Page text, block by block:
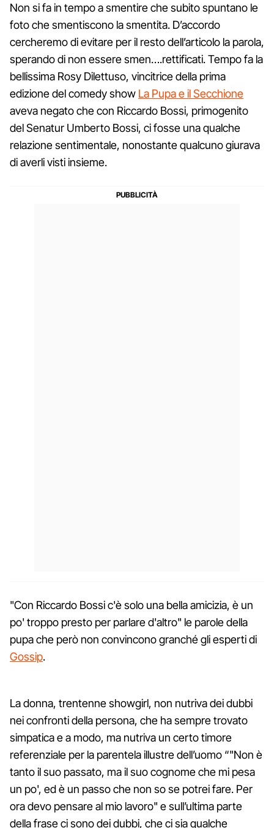
Non si fa in tempo a smentire che subito spuntano le
foto che smentiscono la smentita. D’accordo
cercheremo di evitare per il resto dell’articolo la parola,
sperando di non essere smen….rettificati. Tempo fa la
bellissima Rosy Dilettuso, vincitrice della prima
edizione del comedy show La Pupa e il Secchione
aveva negato che con Riccardo Bossi, primogenito
del Senatur Umberto Bossi, ci fosse una qualche
relazione sentimentale, nonostante qualcuno giurava
di averli visti insieme.
"Con Riccardo Bossi c'è solo una bella amicizia, è un
po' troppo presto per parlare d'altro" le parole della
pupa che però non convincono granché gli esperti di
Gossip.
La donna, trentenne showgirl, non nutriva dei dubbi
nei confronti della persona, che ha sempre trovato
simpatica e a modo, ma nutriva un certo timore
referenziale per la parentela illustre dell’uomo “"Non è
tanto il suo passato, ma il suo cognome che mi pesa
un po', ed è un passo che non so se potrei fare. Per
ora devo pensare al mio lavoro" e sull’ultima parte
della frase ci sono dei dubbi, che ci sia qualche